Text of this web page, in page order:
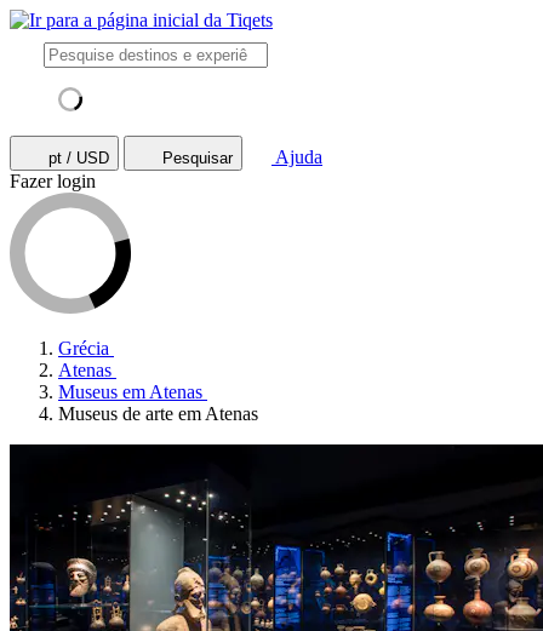
pt / USD Pesquisar
Ajuda
Fazer login
Grécia
Atenas
Museus em Atenas
Museus de arte em Atenas